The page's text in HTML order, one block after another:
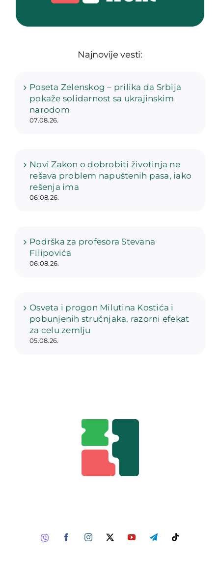
Najnovije vesti:
Poseta Zelenskog – prilika da Srbija
pokaže solidarnost sa ukrajinskim
narodom
07.08.26.
Novi Zakon o dobrobiti životinja ne
rešava problem napuštenih pasa, iako
rešenja ima
06.08.26.
Podrška za profesora Stevana
Filipovića
06.08.26.
Osveta i progon Milutina Kostića i
pobunjenih stručnjaka, razorni efekat
za celu zemlju
05.08.26.